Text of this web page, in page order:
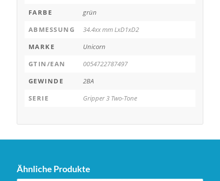
FARBE
grün
ABMESSUNG
34.4xx mm LxD1xD2
MARKE
Unicorn
GTIN/EAN
0054722787497
GEWINDE
2BA
SERIE
Gripper 3 Two-Tone
Ähnliche Produkte